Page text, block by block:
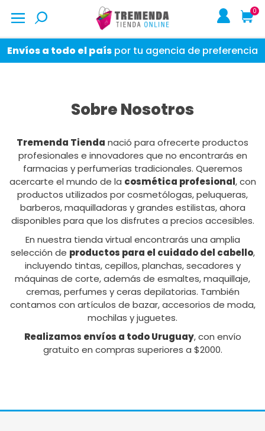
0
Envíos a todo el país por tu agencia de preferencia
Sobre Nosotros
Tremenda Tienda nació para ofrecerte productos
profesionales e innovadores que no encontrarás en
farmacias y perfumerías tradicionales. Queremos
acercarte el mundo de la cosmética profesional, con
productos utilizados por cosmetólogas, peluqueras,
barberos, maquilladoras y grandes estilistas, ahora
disponibles para que los disfrutes a precios accesibles.
En nuestra tienda virtual encontrarás una amplia
selección de productos para el cuidado del cabello,
incluyendo tintas, cepillos, planchas, secadores y
máquinas de corte, además de esmaltes, maquillaje,
cremas, perfumes y ceras depilatorias. También
contamos con artículos de bazar, accesorios de moda,
mochilas y juguetes.
Realizamos envíos a todo Uruguay, con envío
gratuito en compras superiores a $2000.